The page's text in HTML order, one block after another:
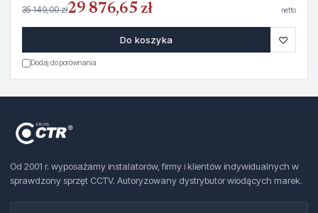
35 149,00 zł29 876,65 zł netto
Do koszyka ♡
Dodaj do porównania
Od 2001 r. wyposażamy instalatorów, firmy i klientów indywidualnych w
sprawdzony sprzęt CCTV. Autoryzowany dystrybutor wiodących marek.